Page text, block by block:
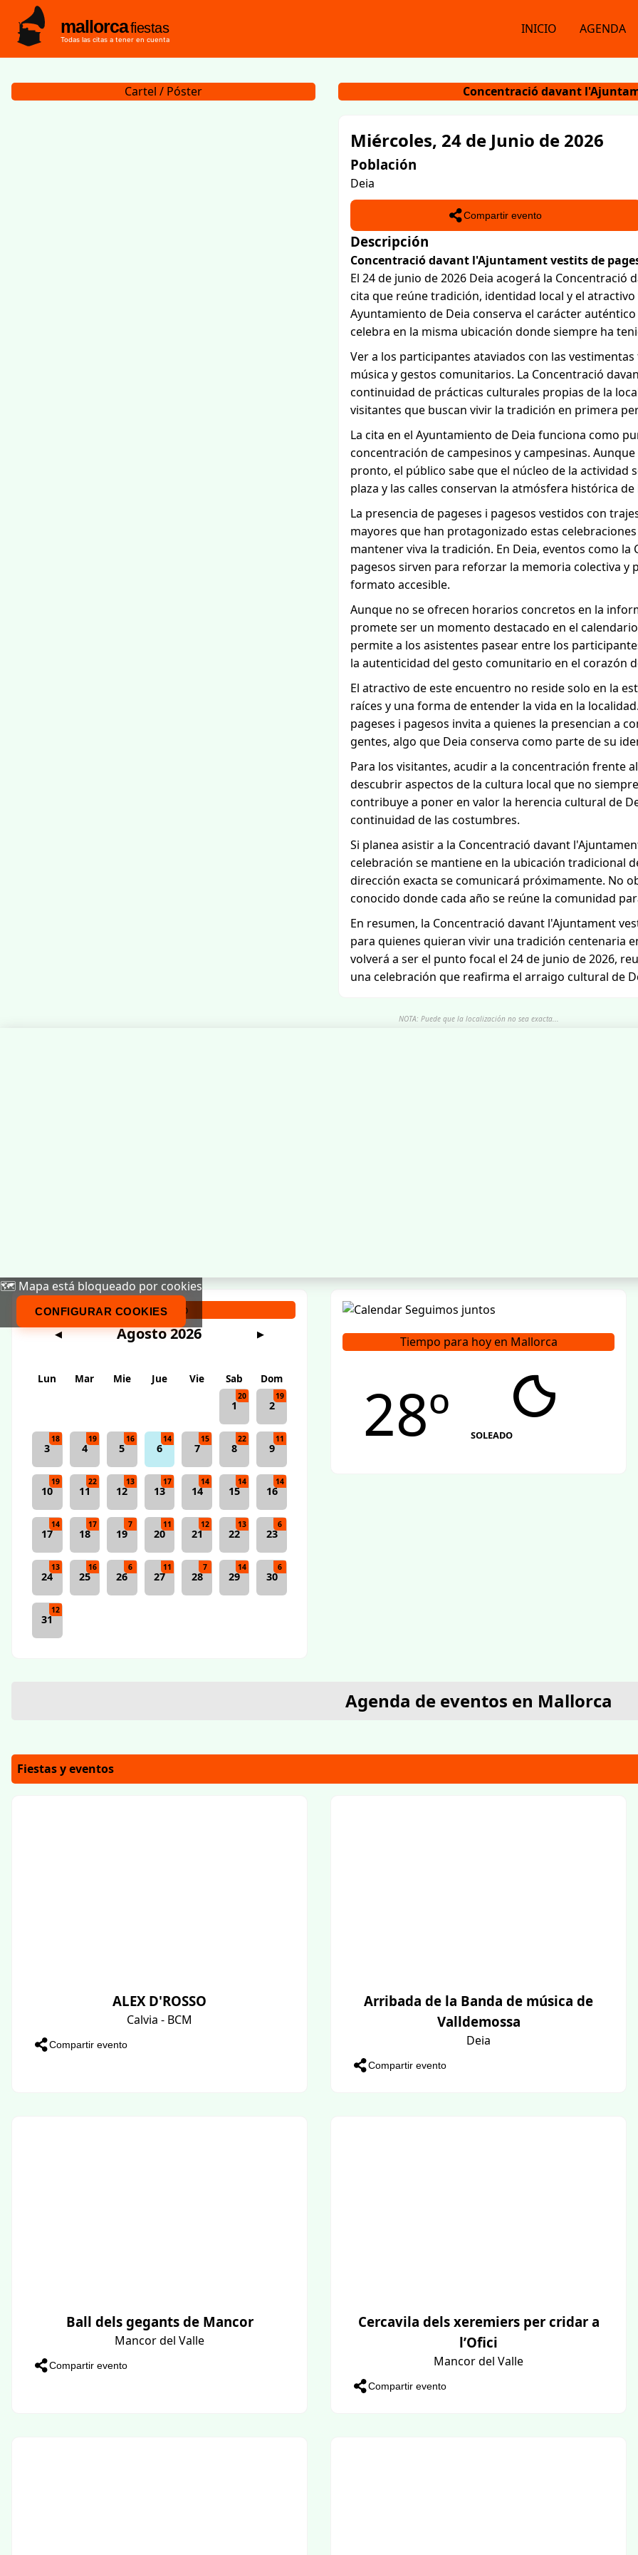
mallorcafiestas
Todas las citas a tener en cuenta
INICIO AGENDA
Cartel / Póster Concentració davant
Miércoles, 24 de Junio de 2026
Población
Deia
Compartir evento
Descripción
Concentració davant l'Ajuntament vestits de
El 24 de junio de 2026 Deia acogerá la
cita que reúne tradición, identidad local y el
Ayuntamiento de Deia conserva el carácter
celebra en la misma ubicación donde siempre ha
Ver a los participantes ataviados con las
música y gestos comunitarios. La Concentració
continuidad de prácticas culturales propias de la
visitantes que buscan vivir la tradición en primera
La cita en el Ayuntamiento de Deia funciona como
concentración de campesinos y campesinas.
pronto, el público sabe que el núcleo de la
plaza y las calles conservan la atmósfera histórica de
La presencia de pageses i pagesos vestidos con
mayores que han protagonizado estas
mantener viva la tradición. En Deia, eventos como
pagesos sirven para reforzar la memoria colectiva
formato accesible.
Aunque no se ofrecen horarios concretos en la
promete ser un momento destacado en el
permite a los asistentes pasear entre los
la autenticidad del gesto comunitario en el corazón
El atractivo de este encuentro no reside solo en la
raíces y una forma de entender la vida en la
pageses i pagesos invita a quienes la presencian a
gentes, algo que Deia conserva como parte de su
Para los visitantes, acudir a la concentración frente
descubrir aspectos de la cultura local que no
contribuye a poner en valor la herencia cultural de
continuidad de las costumbres.
Si planea asistir a la Concentració davant
celebración se mantiene en la ubicación tradicional
dirección exacta se comunicará próximamente. No
conocido donde cada año se reúne la comunidad
En resumen, la Concentració davant l'Ajuntament
para quienes quieran vivir una tradición centenaria
volverá a ser el punto focal el 24 de junio de 2026,
una celebración que reafirma el arraigo cultural de
NOTA: Puede que la localización no sea exacta...
🗺️ Mapa está bloqueado por cookies
CONFIGURAR COOKIES
Calendario
◀ Agosto 2026 ▶
Lun Mar Mie Jue Vie Sab
Dom
1
20
2
19
3
18
4
19
5
16
6
14
7
15
8
22
9
11
10
19
11
22
12
13
13
17
14
14
15
14
16
14
17
14
18
17
19
7
20
11
21
12
22
13
23
6
24
13
25
16
26
6
27
11
28
7
29
14
30
6
31
12
Tiempo para hoy en Mallorca
28º SOLEADO
Agenda de eventos en Mallorca
Fiestas y eventos
ALEX D'ROSSO
Calvia - BCM
Compartir evento
Arribada de la Banda de música de
Valldemossa
Deia
Compartir evento
Ball dels gegants de Mancor
Mancor del Valle
Compartir evento
Cercavila dels xeremiers per cridar a
l’Ofici
Mancor del Valle
Compartir evento